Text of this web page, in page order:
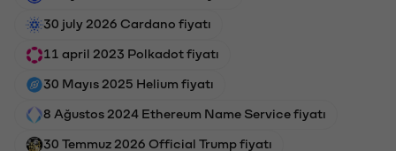
30 july 2026 Cardano fiyatı
11 april 2023 Polkadot fiyatı
30 Mayıs 2025 Helium fiyatı
8 Ağustos 2024 Ethereum Name Service fiyatı
30 Temmuz 2026 Official Trump fiyatı